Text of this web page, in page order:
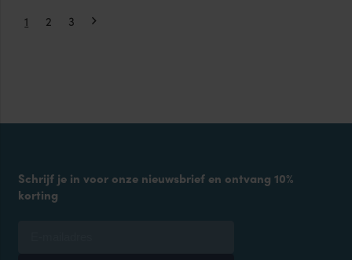
1 2 3
Schrijf je in voor onze nieuwsbrief en ontvang 10%
korting